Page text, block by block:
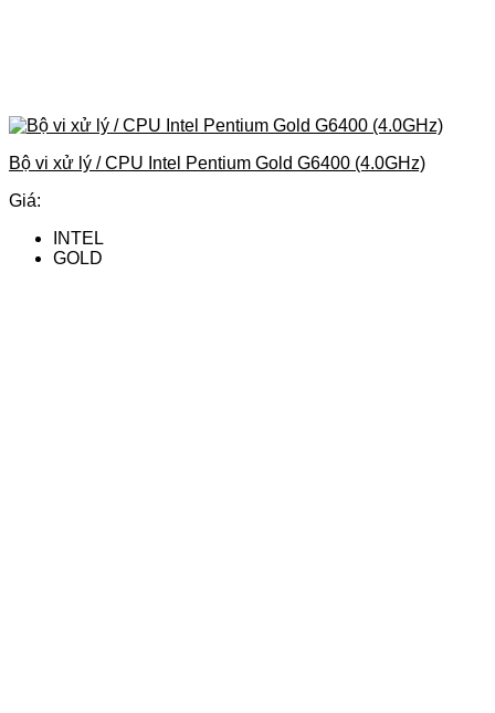
Bộ vi xử lý / CPU Intel Pentium Gold G6400 (4.0GHz)
Giá:
INTEL
GOLD